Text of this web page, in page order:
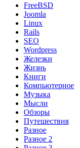
FreeBSD
Joomla
Linux
Rails
SEO
Wordpress
Железки
Жизнь
Книги
Компьютерное
Музыка
Мысли
Обзоры
Путешествия
Разное
Разное 2